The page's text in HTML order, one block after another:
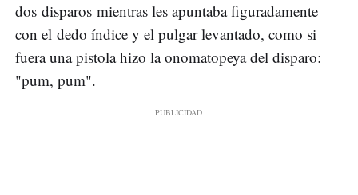
dos disparos mientras les apuntaba figuradamente
con el dedo índice y el pulgar levantado, como si
fuera una pistola hizo la onomatopeya del disparo:
"pum, pum".